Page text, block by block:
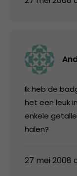
Ik heb de
het een leuk
enkele
halen?
27 mei 2008